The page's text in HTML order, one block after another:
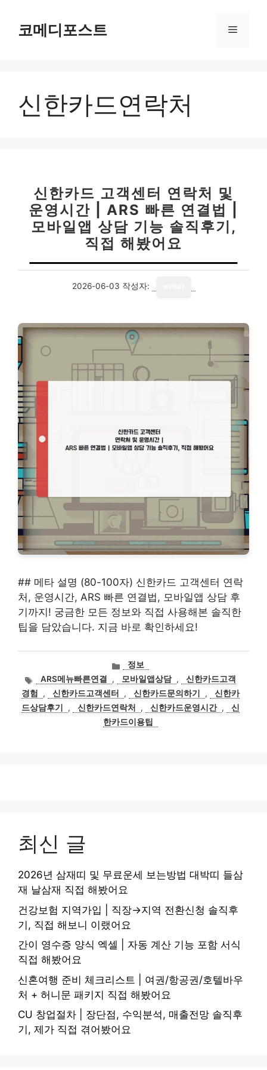
코메디포스트 메
신한카드연락처
신한카드 고객센터 연락처 및
운영시간 | ARS 빠른 연결법 |
모바일앱 상담 기능 솔직후기,
직접 해봤어요
2026-06-03 작성자:
## 메타 설명 (80-100자) 신한카드 고객센터 연락
처, 운영시간, ARS 빠른 연결법, 모바일앱 상담 후
기까지! 궁금한 모든 정보와 직접 사용해본 솔직한
팁을 담았습니다. 지금 바로 확인하세요!
카
테
고
리
정보
태
그
ARS메뉴빠른연결 , 모바일앱상담 ,
신한카드고객
경험
, 신한카드고객센터 , 신한카드문의하기 ,
신한카
드상담후기
, 신한카드연락처 , 신한카드운영시간 ,
신
한카드이용팁
최신 글
2026년 삼재띠 및 무료운세 보는방법 대박띠 들삼
재 날삼재 직접 해봤어요
건강보험 지역가입 | 직장→지역 전환신청 솔직후
기, 직접 해보니 이랬어요
간이 영수증 양식 엑셀 | 자동 계산 기능 포함 서식
직접 해봤어요
신혼여행 준비 체크리스트 | 여권/항공권/호텔바우
처 + 허니문 패키지 직접 해봤어요
CU 창업절차 | 장단점, 수익분석, 매출전망 솔직후
기, 제가 직접 겪어봤어요